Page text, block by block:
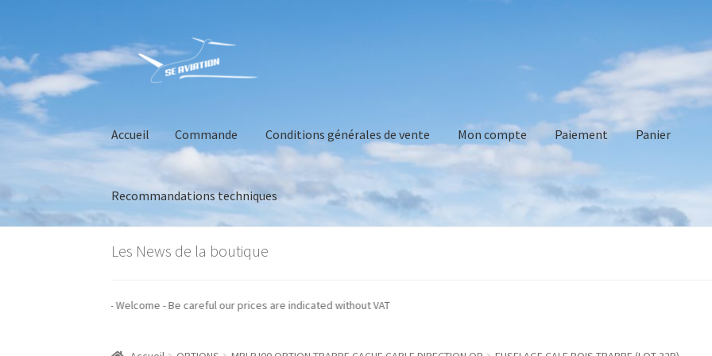
Aller
à
Aller
au
contenu
Accueil Commande Conditions générales de vente Mon compte Paiement Panier
Recommandations techniques
AccueilCommandeConditions générales de vente
Les News de la boutique
prix sont indiqués hors taxes - Welcome - Be careful our prices are indicated without VAT